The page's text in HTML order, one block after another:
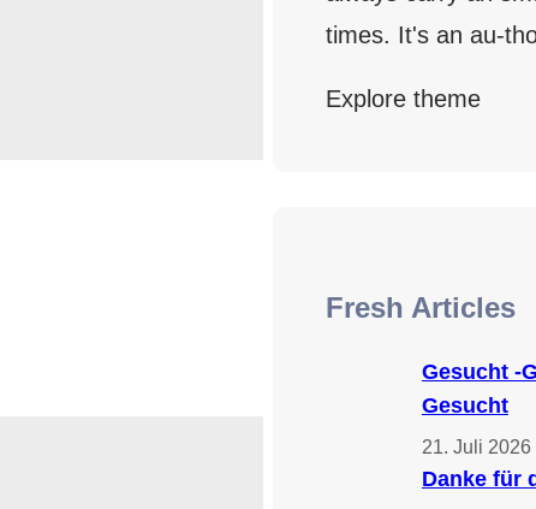
times. It's an au-
Explore theme
Fresh Articles
Gesucht -
Gesucht
21. Juli 2026
Danke für